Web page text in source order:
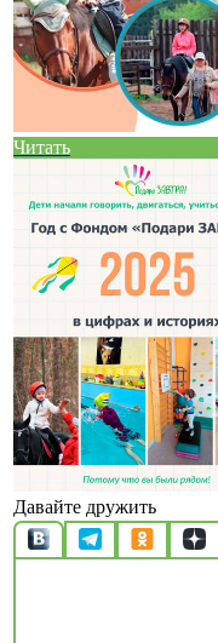
Читать
Давайте дружить